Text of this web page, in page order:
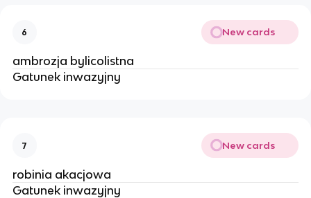
6 New cards
ambrozja bylicolistna
Gatunek inwazyjny
7 New cards
robinia akacjowa
Gatunek inwazyjny